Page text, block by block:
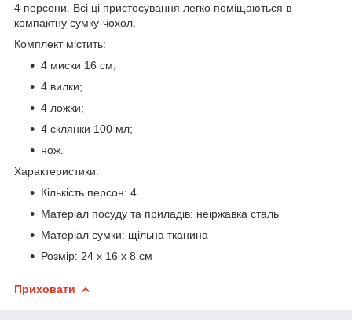
4 персони. Всі ці пристосування легко поміщаються в
компактну сумку-чохол.
Комплект містить:
4 миски 16 см;
4 вилки;
4 ложки;
4 склянки 100 мл;
нож.
Характеристики:
Кількість персон: 4
Матеріал посуду та приладів: неіржавка сталь
Матеріал сумки: щільна тканина
Розмір: 24 х 16 х 8 см
Приховати